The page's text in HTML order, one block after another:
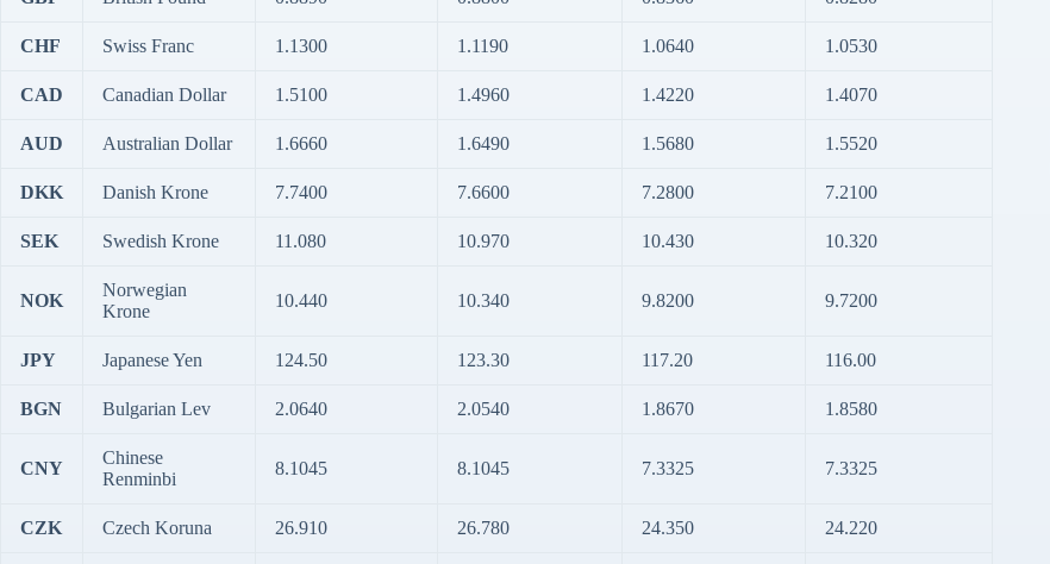
CHF Swiss Franc 1.1300 1.1190 1.0640 1.0530
CAD Canadian Dollar 1.5100 1.4960 1.4220 1.4070
AUD Australian Dollar 1.6660 1.6490 1.5680 1.5520
DKK Danish Krone 7.7400 7.6600 7.2800 7.2100
SEK Swedish Krone 11.080 10.970 10.430 10.320
NOK
Norwegian
Krone
10.440 10.340 9.8200 9.7200
JPY Japanese Yen 124.50 123.30 117.20 116.00
BGN Bulgarian Lev 2.0640 2.0540 1.8670 1.8580
CNY
Chinese
Renminbi
8.1045 8.1045 7.3325 7.3325
CZK Czech Koruna 26.910 26.780 24.350 24.220